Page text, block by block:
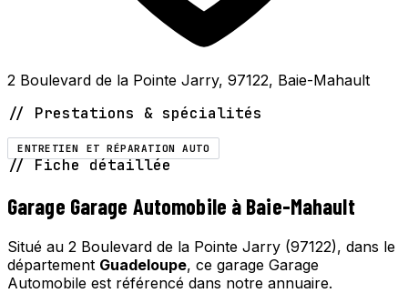
2 Boulevard de la Pointe Jarry, 97122, Baie-Mahault
// Prestations & spécialités
ENTRETIEN ET RÉPARATION AUTO
// Fiche détaillée
Garage Garage Automobile à Baie-Mahault
Situé au 2 Boulevard de la Pointe Jarry (97122), dans le
département Guadeloupe, ce garage Garage
Automobile est référencé dans notre annuaire.